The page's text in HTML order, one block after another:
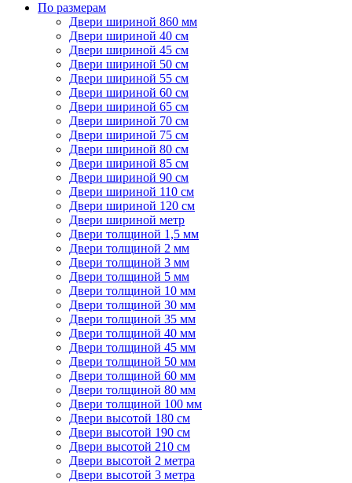
По размерам
Двери шириной 860 мм
Двери шириной 40 см
Двери шириной 45 см
Двери шириной 50 см
Двери шириной 55 см
Двери шириной 60 см
Двери шириной 65 см
Двери шириной 70 см
Двери шириной 75 см
Двери шириной 80 см
Двери шириной 85 см
Двери шириной 90 см
Двери шириной 110 см
Двери шириной 120 см
Двери шириной метр
Двери толщиной 1,5 мм
Двери толщиной 2 мм
Двери толщиной 3 мм
Двери толщиной 5 мм
Двери толщиной 10 мм
Двери толщиной 30 мм
Двери толщиной 35 мм
Двери толщиной 40 мм
Двери толщиной 45 мм
Двери толщиной 50 мм
Двери толщиной 60 мм
Двери толщиной 80 мм
Двери толщиной 100 мм
Двери высотой 180 см
Двери высотой 190 см
Двери высотой 210 см
Двери высотой 2 метра
Двери высотой 3 метра